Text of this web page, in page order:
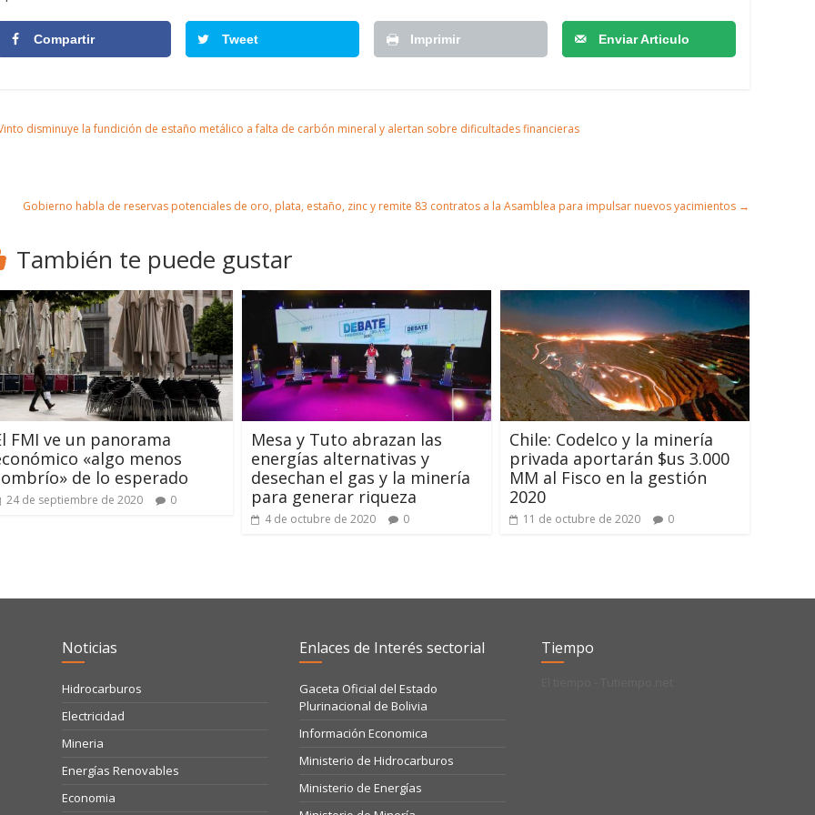
Compartir Tweet Imprimir Enviar Articulo
disminuye la fundición de estaño metálico a falta de carbón mineral y alertan sobre dificultades financieras
Gobierno habla de reservas potenciales de oro, plata, estaño, zinc y remite 83 contratos a la Asamblea para impulsar nuevos yacimientos →
También te puede gustar
FMI ve un panorama
«algo menos
de lo esperado
24 de septiembre de 2020 0
Mesa y Tuto abrazan las
energías alternativas y
desechan el gas y la minería
para generar riqueza
4 de octubre de 2020 0
Chile: Codelco y la minería
privada aportarán $us 3.000
MM al Fisco en la gestión
2020
11 de octubre de 2020 0
Noticias
Hidrocarburos
Electricidad
Mineria
Energías Renovables
Economia
Enlaces de Interés sectorial
Gaceta Oficial del Estado
Plurinacional de Bolivia
Información Economica
Ministerio de Hidrocarburos
Ministerio de Energías
Tiempo